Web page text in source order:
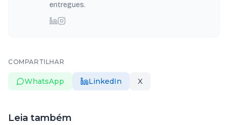
entregues.
COMPARTILHAR
WhatsApp LinkedIn X
Leia também